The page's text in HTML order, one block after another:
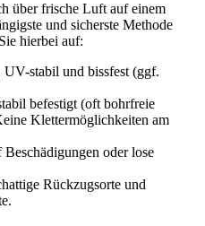
über frische Luft auf einem
und sicherste Methode
hierbei auf:
UV-stabil und bissfest (ggf.
befestigt (oft bohrfreie
Klettermöglichkeiten am
oder lose
Rückzugsorte und